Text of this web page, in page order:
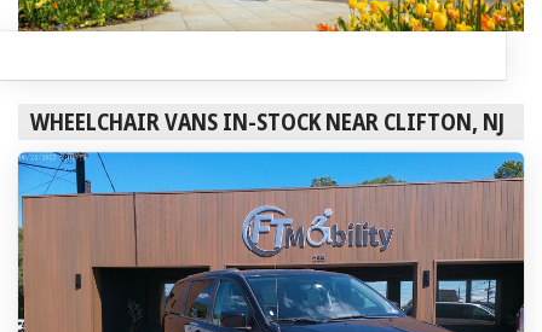
WHEELCHAIR VANS IN-STOCK NEAR CLIFTON, NJ